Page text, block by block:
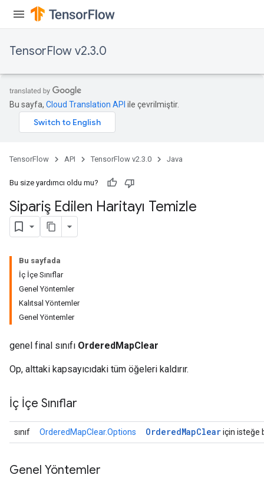
TensorFlow v2.3.0
Bu sayfa, Cloud Translation API ile çevrilmiştir.
TensorFlow API TensorFlow v2.3.0 Java
Bu size yardımcı oldu mu?
Sipariş Edilen Haritayı Temizle
Bu sayfada
İç İçe Sınıflar
Genel Yöntemler
Kalıtsal Yöntemler
Genel Yöntemler
genel final sınıfı OrderedMapClear
Op, alttaki kapsayıcıdaki tüm öğeleri kaldırır.
İç İçe Sınıflar
sınıf OrderedMapClear.Options OrderedMapCleariçin isteğe
Genel Yöntemler